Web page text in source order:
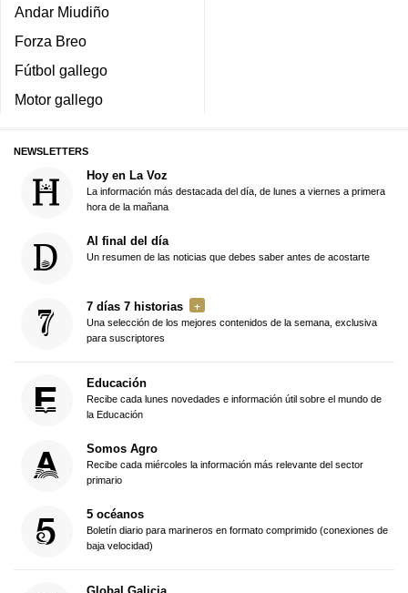
Andar Miudiño
Forza Breo
Fútbol gallego
Motor gallego
NEWSLETTERS
Hoy en La Voz
La información más destacada del día, de lunes a viernes a primera
hora de la mañana
Al final del día
Un resumen de las noticias que debes saber antes de acostarte
7 días 7 historias
Una selección de los mejores contenidos de la semana, exclusiva
para suscriptores
Educación
Recibe cada lunes novedades e información útil sobre el mundo de
la Educación
Somos Agro
Recibe cada miércoles la información más relevante del sector
primario
5 océanos
Boletín diario para marineros en formato comprimido (conexiones de
baja velocidad)